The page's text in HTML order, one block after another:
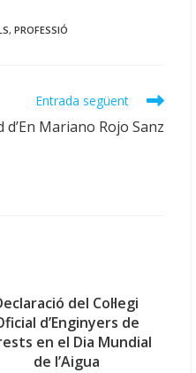
, PROFESSIÓ
Entrada següent
d’En Mariano Rojo Sanz
del Col·legi
d’Enginyers de
en el Dia Mundial
de l’Aigua